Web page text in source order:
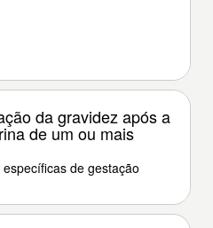
da gravidez após a
de um ou mais
de gestação